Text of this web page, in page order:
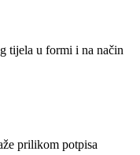
tijela u formi i na način
prilikom potpisa